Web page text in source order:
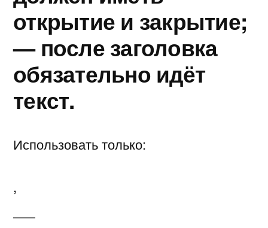
открытие и закрытие;
— после заголовка
обязательно идёт
текст.
Использовать только:
,